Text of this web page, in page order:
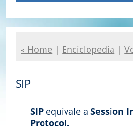
« Home | Enciclopedia |
SIP
SIP equivale aSession
Protocol.